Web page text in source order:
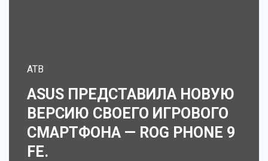
ATB
ASUS ПРЕДСТАВИЛА НОВУЮ
ВЕРСИЮ СВОЕГО ИГРОВОГО
СМАРТФОНА — ROG PHONE 9
FE.